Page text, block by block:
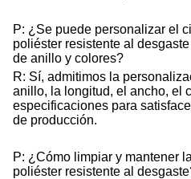
P: ¿Se puede personalizar el
poliéster resistente al
de anillo y colores?
R: Sí, admitimos la
anillo, la longitud, el ancho, el
especificaciones para
de producción.
P: ¿Cómo limpiar y mantener
poliéster resistente al